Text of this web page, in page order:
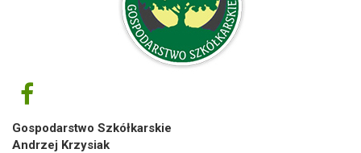
Gospodarstwo Szkółkarskie
Andrzej Krzysiak